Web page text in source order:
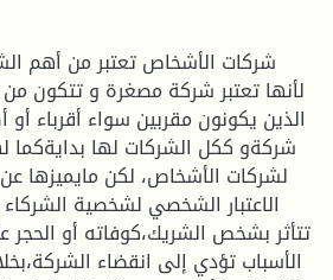
شركات الأشخاص تعتبر من أهم
لأنها تعتبر شركة مصغرة و تتكون
الذين يكونون مقربين سواء أقرباء
شركةو ككل الشركات لها بدايةكما
لشركات الأشخاص، لكن مايميزها
الاعتبار الشخصي لشخصية
تتأثر بشخص الشريك،كوفاته أو
الأسباب تؤدي إلى انقضاء